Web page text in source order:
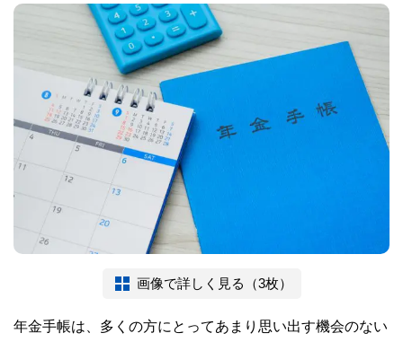
画像で詳しく見る（3枚）
年金手帳は、多くの方にとってあまり思い出す機会のない